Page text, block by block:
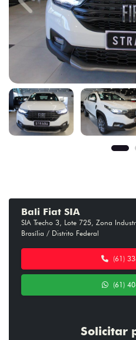
Previous
Bali Fiat SIA
SIA Trecho 3, Lote 725, Zona
Brasília / Distrito Federal
(61)
(61)
Solicitar